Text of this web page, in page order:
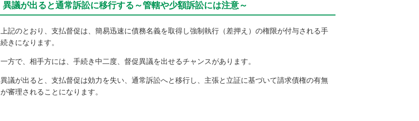
異議が出ると通常訴訟に移行する～管轄や少額訴訟には注意～
上記のとおり、支払督促は、簡易迅速に債務名義を取得し強制執行（差押え）の権限が付与される手
続きになります。
一方で、相手方には、手続き中二度、督促異議を出せるチャンスがあります。
異議が出ると、支払督促は効力を失い、通常訴訟へと移行し、主張と立証に基づいて請求債権の有無
が審理されることになります。